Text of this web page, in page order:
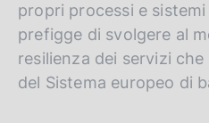
propri processi e
prefigge di svolgere al
resilienza dei servizi
del Sistema europeo di